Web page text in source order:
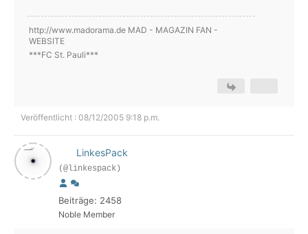
http://www.madorama.de MAD - MAGAZIN FAN -
WEBSITE
***FC St. Pauli***
Veröffentlicht : 08/12/2005 9:18 p.m.
LinkesPack
(@linkespack)
Beiträge: 2458
Noble Member